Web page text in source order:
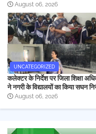
August 06, 2026
UNCATEGORIZED
कलेक्टर के निर्देश पर जिला शिक्षा
ने नगरी के विद्यालयों का किया सघन
August 06, 2026